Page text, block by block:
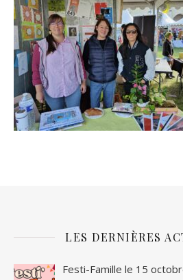
LES DERNIÈRES
Festi-Famille le 15